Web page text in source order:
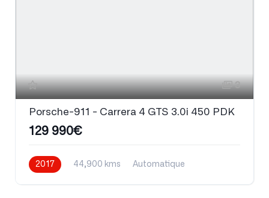
3
Porsche-911 - Carrera 4 GTS 3.0i 450 PDK
129 990€
2017 44,900 kms
Automatique